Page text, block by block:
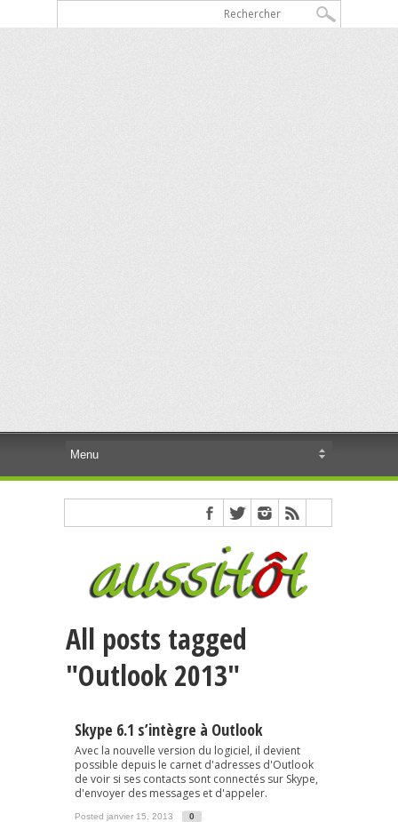
All posts tagged
"Outlook 2013"
Skype 6.1 s’intègre à Outlook
Avec la nouvelle version du logiciel, il devient
possible depuis le carnet d'adresses d'Outlook
de voir si ses contacts sont connectés sur Skype,
d'envoyer des messages et d'appeler.
Posted janvier 15, 2013 0